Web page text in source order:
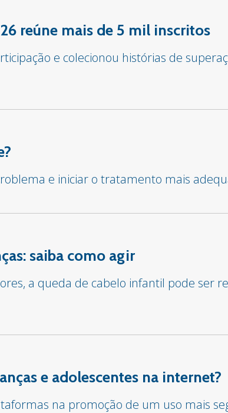
reúne mais de 5 mil inscritos
e colecionou histórias de
e iniciar o tratamento mais
saiba como agir
a queda de cabelo infantil pode ser
e adolescentes na internet?
na promoção de um uso mais